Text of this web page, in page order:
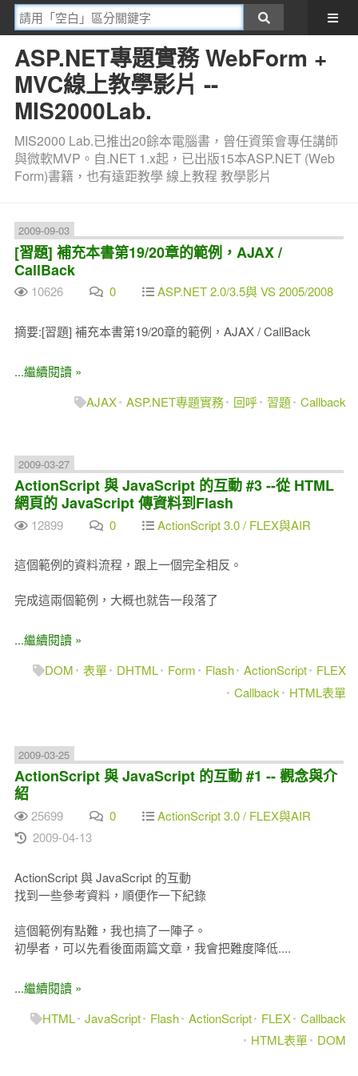
ASP.NET專題實務 WebForm +
MVC線上教學影片 --
MIS2000Lab.
MIS2000 Lab.已推出20餘本電腦書，曾任資策會專任講師
與微軟MVP。自.NET 1.x起，已出版15本ASP.NET (Web
Form)書籍，也有遠距教學 線上教程 教學影片
2009-09-03
[習題] 補充本書第19/20章的範例，AJAX /
CallBack
10626 0 ASP.NET 2.0/3.5與 VS 2005/2008
摘要:[習題] 補充本書第19/20章的範例，AJAX / CallBack
...繼續閱讀 »
AJAX ASP.NET專題實務 回呼 習題 Callback
2009-03-27
ActionScript 與 JavaScript 的互動 #3 --從 HTML
網頁的 JavaScript 傳資料到Flash
12899 0 ActionScript 3.0 / FLEX與AIR
這個範例的資料流程，跟上一個完全相反。
完成這兩個範例，大概也就告一段落了
...繼續閱讀 »
DOM
表單 DHTML Form Flash ActionScript
FLEX
Callback
HTML表單
2009-03-25
ActionScript 與 JavaScript 的互動 #1 -- 觀念與介
紹
25699 0
ActionScript 3.0 / FLEX與AIR
2009-04-13
ActionScript 與 JavaScript 的互動
找到一些參考資料，順便作一下紀錄
這個範例有點難，我也搞了一陣子。
初學者，可以先看後面兩篇文章，我會把難度降低....
...繼續閱讀 »
HTML JavaScript Flash ActionScript FLEX Callback
HTML表單
DOM